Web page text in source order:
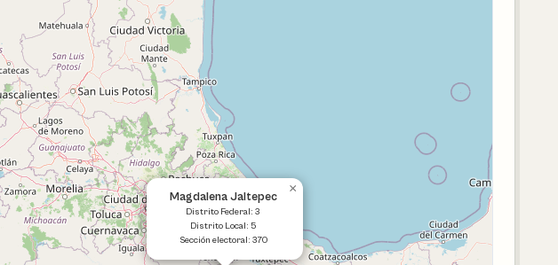
Magdalena Jaltepec
Distrito Federal: 3
Distrito Local: 5
Sección electoral: 370
×